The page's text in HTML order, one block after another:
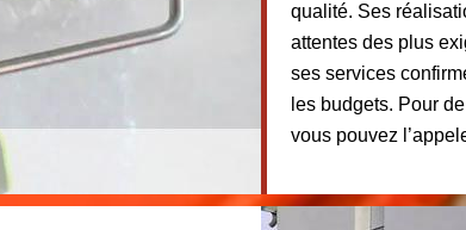
qualité. Ses
attentes des plus
ses services
les budgets. Pour
vous pouvez